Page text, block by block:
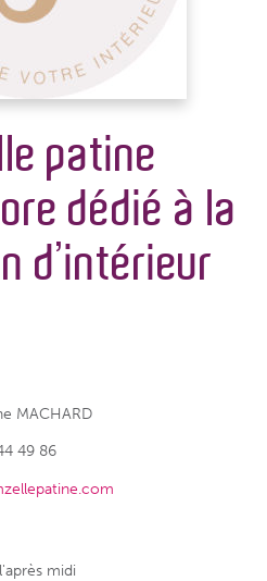
patine –
dédié à la
d’intérieur
MACHARD
49 86
midi